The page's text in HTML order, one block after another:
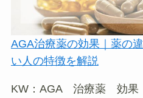
AGA治療薬の効果｜薬の
い人の特徴を解説
KW：AGA 治療薬 効果